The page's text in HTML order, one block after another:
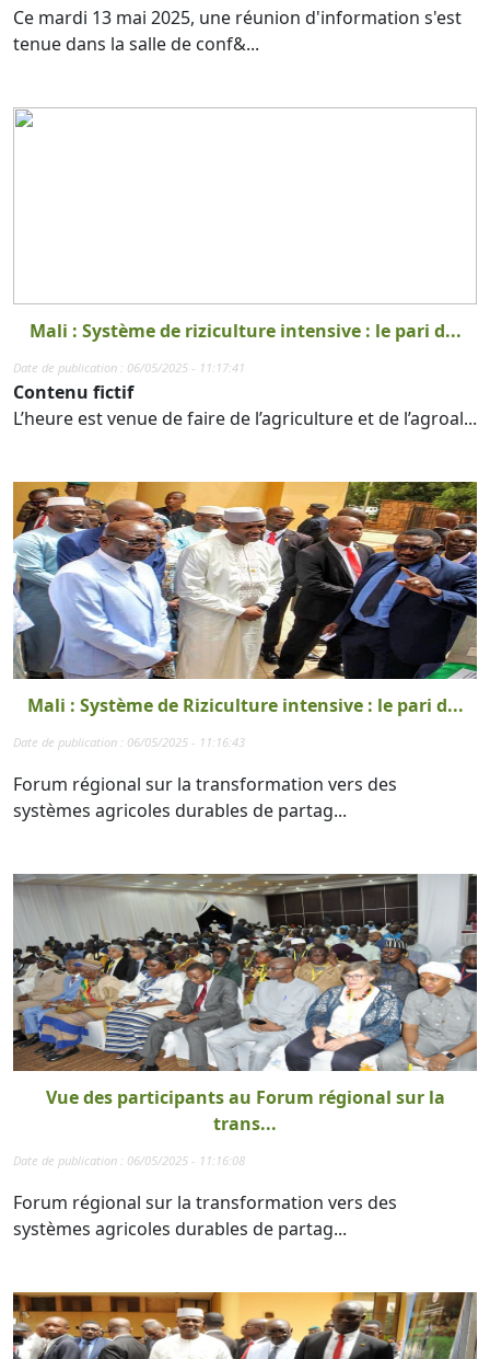
Ce mardi 13 mai 2025, une réunion d'information s'est
tenue dans la salle de conf&...
Mali : Système de riziculture intensive : le pari d...
Date de publication : 06/05/2025 - 11:17:41
Contenu fictif
L’heure est venue de faire de l’agriculture et de l’agroal...
Mali : Système de Riziculture intensive : le pari d...
Date de publication : 06/05/2025 - 11:16:43
Forum régional sur la transformation vers des
systèmes agricoles durables de partag...
Vue des participants au Forum régional sur la
trans...
Date de publication : 06/05/2025 - 11:16:08
Forum régional sur la transformation vers des
systèmes agricoles durables de partag...